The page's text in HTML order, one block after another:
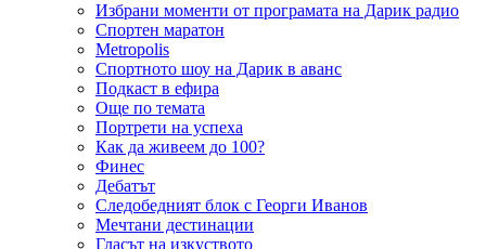
Избрани моменти от програмата на Дарик радио
Спортен маратон
Metropolis
Спортното шоу на Дарик в аванс
Подкаст в ефира
Още по темата
Портрети на успеха
Как да живеем до 100?
Финес
Дебатът
Следобедният блок с Георги Иванов
Мечтани дестинации
Гласът на изкуството